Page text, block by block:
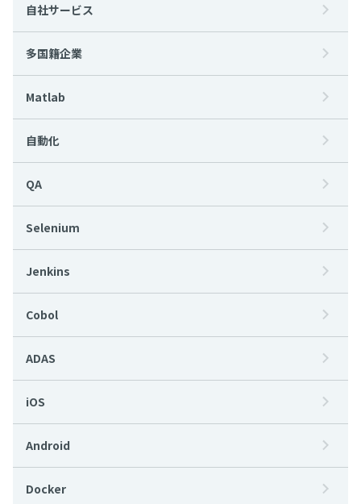
自社サービス
多国籍企業
Matlab
自動化
QA
Selenium
Jenkins
Cobol
ADAS
iOS
Android
Docker